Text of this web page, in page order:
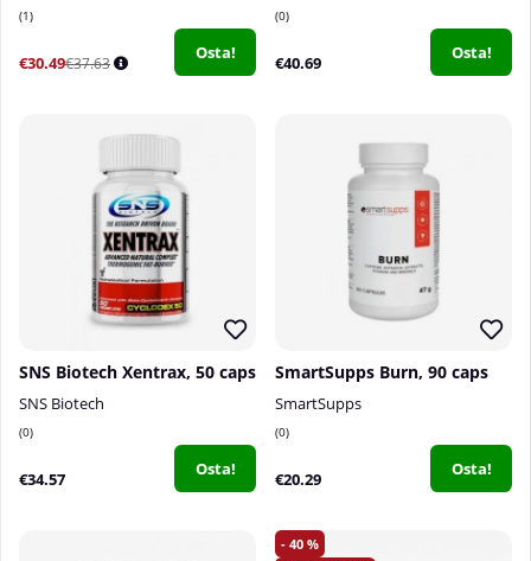
1
€30.49€37.63
Osta!
0
€40.69 Osta!
SNS Biotech Xentrax, 50 caps
SNS Biotech
0
€34.57 Osta!
SmartSupps Burn, 90 caps
SmartSupps
0
€20.29 Osta!
40